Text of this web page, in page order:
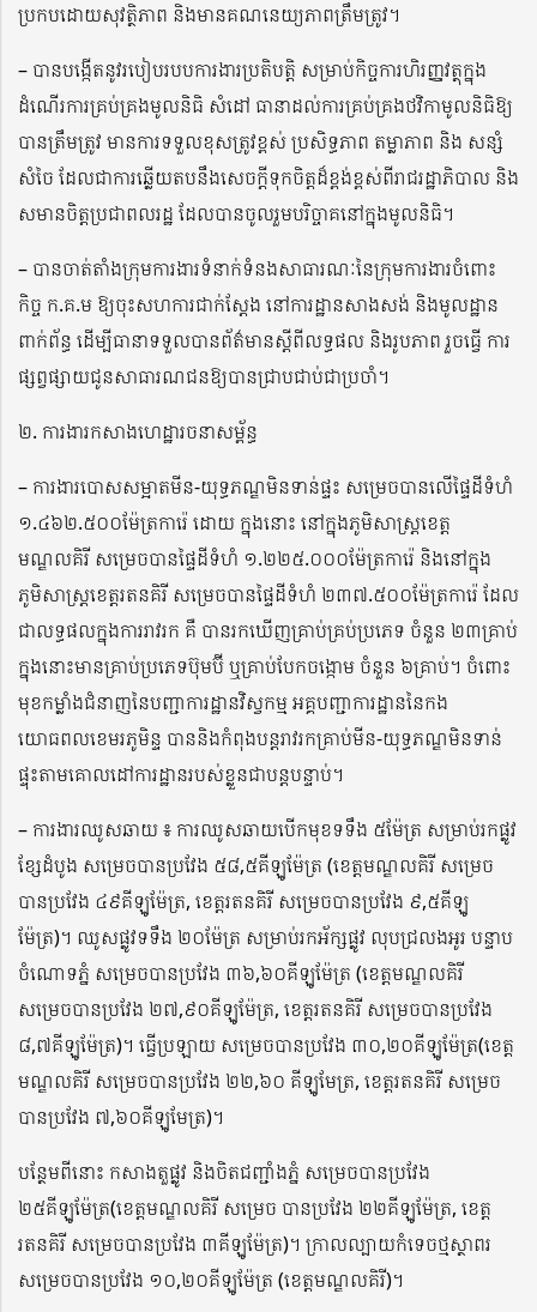
ប្រកបដោយសុវត្ថិភាព និងមានគណនេយ្យភាពត្រឹមត្រូវ។
– បានបង្កើតនូវរបៀបរបបការងារប្រតិបត្តិ សម្រាប់កិច្ចការហិរញ្ញវត្ថុក្នុង
ដំណើរការគ្រប់គ្រងមូលនិធិ សំដៅ ធានាដល់ការគ្រប់គ្រងថវិកាមូលនិធិឱ្យ
បានត្រឹមត្រូវ មានការទទួលខុសត្រូវខ្ពស់ ប្រសិទ្ធភាព តម្លាភាព និង សន្សំ
សំចៃ ដែលជាការឆ្លើយតបនឹងសេចក្តីទុកចិត្តដ៏ខ្ពង់ខ្ពស់ពីរាជរដ្ឋាភិបាល និង
សមានចិត្តប្រជាពលរដ្ឋ ដែលបានចូលរួមបរិច្ចាគនៅក្នុងមូលនិធិ។
– បានចាត់តាំងក្រុមការងារទំនាក់ទំនងសាធារណៈនៃក្រុមការងារចំពោះ
កិច្ច ក.គ.ម ឱ្យចុះសហការជាក់ស្តែង នៅការដ្ឋានសាងសង់ និងមូលដ្ឋាន
ពាក់ព័ន្ធ ដើម្បីធានាទទួលបានព័ត៌មានស្តីពីលទ្ធផល និងរូបភាព រួចធ្វើ ការ
ផ្សព្វផ្សាយជូនសាធារណជនឱ្យបានជ្រាបជាប់ជាប្រចាំ។
២. ការងារកសាងហេដ្ឋារចនាសម្ព័ន្ធ
– ការងារបោសសម្អាតមីន-យុទ្ធភណ្ឌមិនទាន់ផ្ទះ សម្រេចបានលើផ្ទៃដីទំហំ
១.៤៦២.៥០០ម៉ែត្រការ៉េ ដោយ ក្នុងនោះ នៅក្នុងភូមិសាស្ត្រខេត្ត
មណ្ឌលគិរី សម្រេចបានផ្ទៃដីទំហំ ១.២២៥.០០០ម៉ែត្រការ៉េ និងនៅក្នុង
ភូមិសាស្ត្រខេត្តរតនគិរី សម្រេចបានផ្ទៃដីទំហំ ២៣៧.៥០០ម៉ែត្រការ៉េ ដែល
ជាលទ្ធផលក្នុងការរាវរក គឺ បានរកឃើញគ្រាប់គ្រប់ប្រភេទ ចំនួន ២៣គ្រាប់
ក្នុងនោះមានគ្រាប់ប្រភេទប៊ុមប៊ី ឬគ្រាប់បែកចង្កោម ចំនួន ៦គ្រាប់។ ចំពោះ
មុខកម្លាំងជំនាញនៃបញ្ជាការដ្ឋានវិស្វកម្ម អគ្គបញ្ជាការដ្ឋាននៃកង
យោធពលខេមរភូមិន្ទ បាននិងកំពុងបន្តរាវរកគ្រាប់មីន-យុទ្ធភណ្ឌមិនទាន់
ផ្ទុះតាមគោលដៅការដ្ឋានរបស់ខ្លួនជាបន្តបន្ទាប់។
– ការងារឈូសឆាយ ៖ ការឈូសឆាយបើកមុខទទឹង ៥ម៉ែត្រ សម្រាប់រកផ្លូវ
ខ្សែដំបូង សម្រេចបានប្រវែង ៥៨,៥គីឡូម៉ែត្រ (ខេត្តមណ្ឌលគិរី សម្រេច
បានប្រវែង ៤៩គីឡូម៉ែត្រ, ខេត្តរតនគិរី សម្រេចបានប្រវែង ៩,៥គីឡូ
ម៉ែត្រ)។ ឈូសផ្លូវទទឹង ២០ម៉ែត្រ សម្រាប់រកអ័ក្សផ្លូវ លុបជ្រលងអូរ បន្ទាប
ចំណោទភ្នំ សម្រេចបានប្រវែង ៣៦,៦០គីឡូម៉ែត្រ (ខេត្តមណ្ឌលគិរី
សម្រេចបានប្រវែង ២៧,៩០គីឡូម៉ែត្រ, ខេត្តរតនគិរី សម្រេចបានប្រវែង
៨,៧គីឡូម៉ែត្រ)។ ធ្វើប្រឡាយ សម្រេចបានប្រវែង ៣០,២០គីឡូម៉ែត្រ(ខេត្ត
មណ្ឌលគិរី សម្រេចបានប្រវែង ២២,៦០ គីឡូមែត្រ, ខេត្តរតនគិរី សម្រេច
បានប្រវែង ៧,៦០គីឡូមែត្រ)។
បន្ថែមពីនោះ កសាងតួផ្លូវ និងចិតជញ្ជាំងភ្នំ សម្រេចបានប្រវែង
២៥គីឡូម៉ែត្រ(ខេត្តមណ្ឌលគិរី សម្រេច បានប្រវែង ២២គីឡូម៉ែត្រ, ខេត្ត
រតនគិរី សម្រេចបានប្រវែង ៣គីឡូម៉ែត្រ)។ ក្រាលល្បាយកំទេចថ្មស្ថាពរ
សម្រេចបានប្រវែង ១០,២០គីឡូម៉ែត្រ (ខេត្តមណ្ឌលគិរី)។